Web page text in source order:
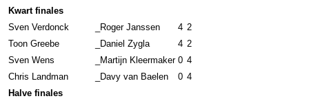
Kwart finales
Sven Verdonck
Roger Janssen 4 2
Toon Greebe
Daniel Zygla 4 2
Sven Wens
Martijn Kleermaker 0 4
Chris Landman
Davy van Baelen 0 4
Halve finales